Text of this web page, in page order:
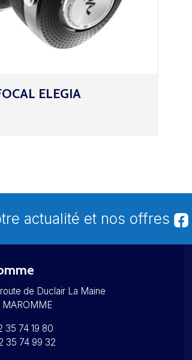
ELEGIA
actualité et nos offres
de Duclair La Maine
MAROMME
35 74 19 80
35 74 99 32